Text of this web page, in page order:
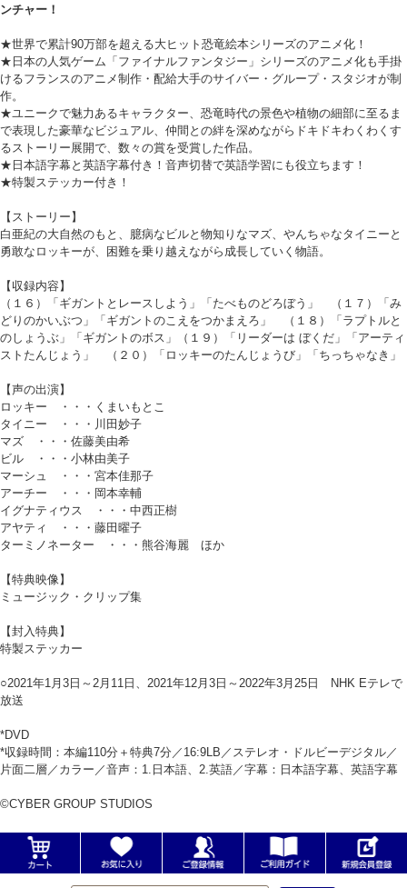
ンチャー！
★世界で累計90万部を超える大ヒット恐竜絵本シリーズのアニメ化！
★日本の人気ゲーム「ファイナルファンタジー」シリーズのアニメ化も手掛
けるフランスのアニメ制作・配給大手のサイバー・グループ・スタジオが制
作。
★ユニークで魅力あるキャラクター、恐竜時代の景色や植物の細部に至るま
で表現した豪華なビジュアル、仲間との絆を深めながらドキドキわくわくす
るストーリー展開で、数々の賞を受賞した作品。
★日本語字幕と英語字幕付き！音声切替で英語学習にも役立ちます！
★特製ステッカー付き！
【ストーリー】
白亜紀の大自然のもと、臆病なビルと物知りなマズ、やんちゃなタイニーと
勇敢なロッキーが、困難を乗り越えながら成長していく物語。
【収録内容】
（１６）「ギガントとレースしよう」「たべものどろぼう」 （１７）「み
どりのかいぶつ」「ギガントのこえをつかまえろ」 （１８）「ラプトルと
のしょうぶ」「ギガントのボス」（１９）「リーダーは ぼくだ」「アーティ
ストたんじょう」 （２０）「ロッキーのたんじょうび」「ちっちゃなき」
【声の出演】
ロッキー ・・・くまいもとこ
タイニー ・・・川田妙子
マズ ・・・佐藤美由希
ビル ・・・小林由美子
マーシュ ・・・宮本佳那子
アーチー ・・・岡本幸輔
イグナティウス ・・・中西正樹
アヤティ ・・・藤田曜子
ターミノネーター ・・・熊谷海麗 ほか
【特典映像】
ミュージック・クリップ集
【封入特典】
特製ステッカー
○2021年1月3日～2月11日、2021年12月3日～2022年3月25日 NHK Eテレで
放送
*DVD
*収録時間：本編110分＋特典7分／16:9LB／ステレオ・ドルビーデジタル／
片面二層／カラー／音声：1.日本語、2.英語／字幕：日本語字幕、英語字幕
©CYBER GROUP STUDIOS